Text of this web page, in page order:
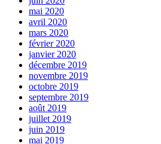
mai 2020
avril 2020
mars 2020
février 2020
janvier 2020
décembre 2019
novembre 2019
octobre 2019
septembre 2019
août 2019
juillet 2019
juin 2019
mai 2019